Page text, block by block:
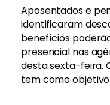
Aposentados e
identificaram
benefícios
presencial nas
desta sexta-feira.
tem como